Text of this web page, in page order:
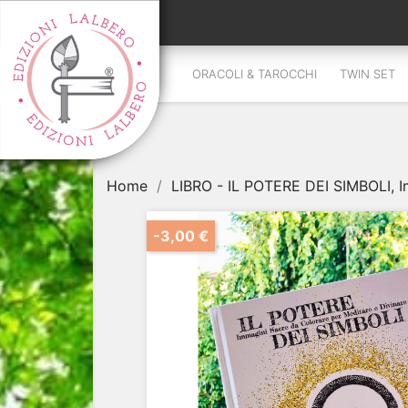
ORACOLI & TAROCCHI TWIN SET
Home LIBRO - IL POTERE DEI
-3,00 €